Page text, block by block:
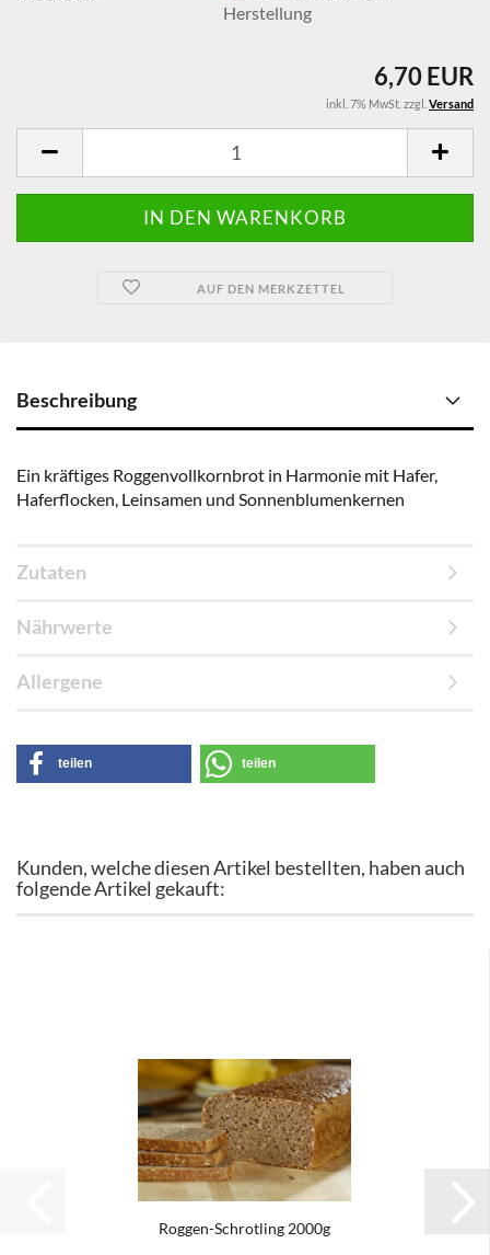
Herstellung
6,70 EUR
inkl. 7% MwSt. zzgl. Versand
AUF DEN MERKZETTEL
Beschreibung
Ein kräftiges Roggenvollkornbrot in Harmonie mit Hafer,
Haferflocken, Leinsamen und Sonnenblumenkernen
Zutaten
Nährwerte
Allergene
teilen teilen
Kunden, welche diesen Artikel bestellten, haben auch
folgende Artikel gekauft:
Roggen-​​Schrot­ling 2000g